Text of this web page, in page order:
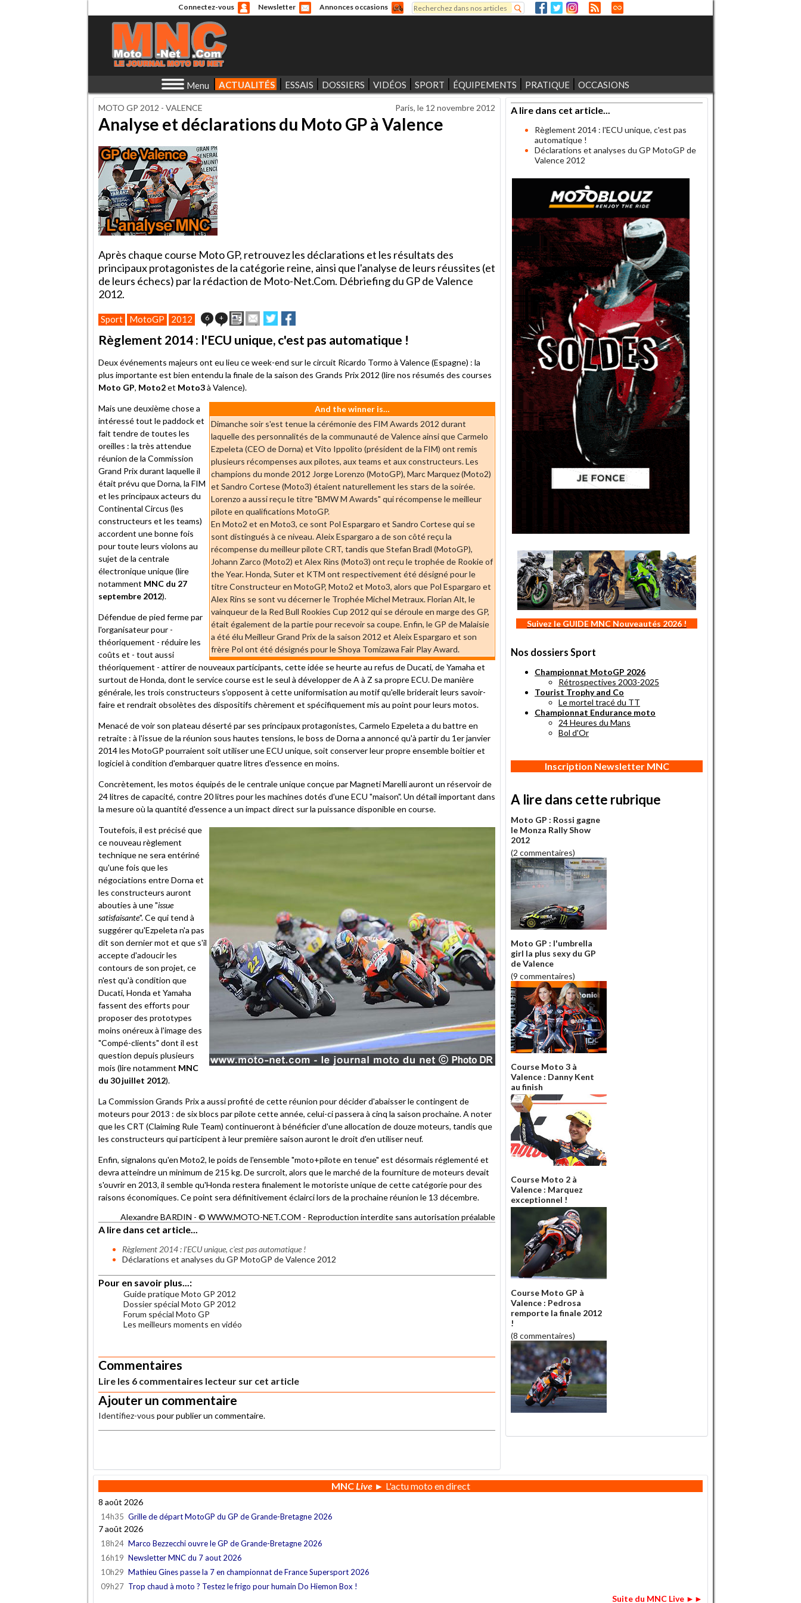
Connectez-vous Newsletter Annonces occasions
Formulaire de recherche
Rechercher
Menu ACTUALITÉS ESSAIS DOSSIERS VIDÉOS SPORT ÉQUIPEMENTS PRATIQUE OCCASIONS
MOTO GP 2012 - VALENCE Paris, le 12 novembre 2012
Analyse et déclarations du Moto GP à Valence
Après chaque course Moto GP, retrouvez les déclarations et les résultats des
principaux protagonistes de la catégorie reine, ainsi que l'analyse de leurs réussites (et
de leurs échecs) par la rédaction de Moto-Net.Com. Débriefing du GP de Valence
2012.
Sport MotoGP 2012 6 + ImprimerEnvoyer
cet
article
à
ami
Partager
sur
Twitter
sur
Facebook
Règlement 2014 : l'ECU unique, c'est pas automatique !
Deux événements majeurs ont eu lieu ce week-end sur le circuit Ricardo Tormo à Valence (Espagne) : la
plus importante est bien entendu la finale de la saison des Grands Prix 2012 (lire nos résumés des courses
Moto GP, Moto2et Moto3à Valence).
And the winner is…
Dimanche soir s'est tenue la cérémonie des FIM Awards 2012 durant
laquelle des personnalités de la communauté de Valence ainsi que Carmelo
Ezpeleta (CEO de Dorna) et Vito Ippolito (président de la FIM) ont remis
plusieurs récompenses aux pilotes, aux teams et aux constructeurs. Les
champions du monde 2012 Jorge Lorenzo (MotoGP), Marc Marquez (Moto2)
et Sandro Cortese (Moto3) étaient naturellement les stars de la soirée.
Lorenzo a aussi reçu le titre "BMW M Awards" qui récompense le meilleur
pilote en qualifications MotoGP.
En Moto2 et en Moto3, ce sont Pol Espargaro et Sandro Cortese qui se
sont distingués à ce niveau. Aleix Espargaro a de son côté reçu la
récompense du meilleur pilote CRT, tandis que Stefan Bradl (MotoGP),
Johann Zarco (Moto2) et Alex Rins (Moto3) ont reçu le trophée de Rookie of
the Year. Honda, Suter et KTM ont respectivement été désigné pour le
titre Constructeur en MotoGP, Moto2 et Moto3, alors que Pol Espargaro et
Alex Rins se sont vu décerner le Trophée Michel Metraux. Florian Alt, le
vainqueur de la Red Bull Rookies Cup 2012 qui se déroule en marge des GP,
était également de la partie pour recevoir sa coupe. Enfin, le GP de Malaisie
a été élu Meilleur Grand Prix de la saison 2012 et Aleix Espargaro et son
frère Pol ont été désignés pour le Shoya Tomizawa Fair Play Award.
Mais une deuxième chose a
intéressé tout le paddock et
fait tendre de toutes les
oreilles : la très attendue
réunion de la Commission
Grand Prix durant laquelle il
était prévu que Dorna, la FIM
et les principaux acteurs du
Continental Circus (les
constructeurs et les teams)
accordent une bonne fois
pour toute leurs violons au
sujet de la centrale
électronique unique (lire
notamment MNC du 27
septembre 2012).
Défendue de pied ferme par
l'organisateur pour -
théoriquement - réduire les
coûts et - tout aussi
théoriquement - attirer de nouveaux participants, cette idée se heurte au refus de Ducati, de Yamaha et
surtout de Honda, dont le service course est le seul à développer de A à Z sa propre ECU. De manière
générale, les trois constructeurs s'opposent à cette uniformisation au motif qu'elle briderait leurs savoir-
faire et rendrait obsolètes des dispositifs chèrement et spécifiquement mis au point pour leurs motos.
Menacé de voir son plateau déserté par ses principaux protagonistes, Carmelo Ezpeleta a du battre en
retraite : à l'issue de la réunion sous hautes tensions, le boss de Dorna a annoncé qu'à partir du 1er janvier
2014 les MotoGP pourraient soit utiliser une ECU unique, soit conserver leur propre ensemble boitier et
logiciel à condition d'embarquer quatre litres d'essence en moins.
Concrètement, les motos équipés de le centrale unique conçue par Magneti Marelli auront un réservoir de
24 litres de capacité, contre 20 litres pour les machines dotés d'une ECU "maison". Un détail important dans
la mesure où la quantité d'essence a un impact direct sur la puissance disponible en course.
Toutefois, il est précisé que
ce nouveau règlement
technique ne sera entériné
qu'une fois que les
négociations entre Dorna et
les constructeurs auront
abouties à une "issue
satisfaisante". Ce qui tend à
suggérer qu'Ezpeleta n'a pas
dit son dernier mot et que s'il
accepte d'adoucir les
contours de son projet, ce
n'est qu'à condition que
Ducati, Honda et Yamaha
fassent des efforts pour
proposer des prototypes
moins onéreux à l'image des
"Compé-clients" dont il est
question depuis plusieurs
mois (lire notamment MNC
du 30 juillet 2012).
La Commission Grands Prix a aussi profité de cette réunion pour décider d'abaisser le contingent de
moteurs pour 2013 : de six blocs par pilote cette année, celui-ci passera à cinq la saison prochaine. A noter
que les CRT (Claiming Rule Team) continueront à bénéficier d'une allocation de douze moteurs, tandis que
les constructeurs qui participent à leur première saison auront le droit d'en utiliser neuf.
Enfin, signalons qu'en Moto2, le poids de l'ensemble "moto+pilote en tenue" est désormais réglementé et
devra atteindre un minimum de 215 kg. De surcroît, alors que le marché de la fourniture de moteurs devait
s'ouvrir en 2013, il semble qu'Honda restera finalement le motoriste unique de cette catégorie pour des
raisons économiques. Ce point sera définitivement éclairci lors de la prochaine réunion le 13 décembre.
Alexandre BARDIN - © WWW.MOTO-NET.COM - Reproduction interdite sans autorisation préalable
A lire dans cet article...
Règlement 2014 : l'ECU unique, c'est pas automatique !
Déclarations et analyses du GP MotoGP de Valence 2012
Pour en savoir plus...:
Guide pratique Moto GP 2012
Dossier spécial Moto GP 2012
Forum spécial Moto GP
Les meilleurs moments en vidéo
Commentaires
Lire les 6 commentaires lecteur sur cet article
Ajouter un commentaire
Identifiez-vous pour publier un commentaire.
A lire dans cet article...
Règlement 2014 : l'ECU unique, c'est pas
automatique !
Déclarations et analyses du GP MotoGP de
Valence 2012
Suivez le GUIDE MNC Nouveautés 2026 !
Nos dossiers Sport
Championnat MotoGP 2026
Rétrospectives 2003-2025
Tourist Trophy and Co
Le mortel tracé du TT
Championnat Endurance moto
24 Heures du Mans
Bol d'Or
Inscription Newsletter MNC
A lire dans cette rubrique
Moto GP : Rossi gagne
le Monza Rally Show
2012
(2 commentaires)
Moto GP : l'umbrella
girl la plus sexy du GP
de Valence
(9 commentaires)
Course Moto 3 à
Valence : Danny Kent
au finish
Course Moto 2 à
Valence : Marquez
exceptionnel !
Course Moto GP à
Valence : Pedrosa
remporte la finale 2012
!
(8 commentaires)
MNCLive► L'actu moto en direct
8 août 2026
14h35 Grille de départ MotoGP du GP de Grande-Bretagne 2026
7 août 2026
18h24 Marco Bezzecchi ouvre le GP de Grande-Bretagne 2026
16h19 Newsletter MNC du 7 aout 2026
10h29 Mathieu Gines passe la 7 en championnat de France Supersport 2026
09h27 Trop chaud à moto ? Testez le frigo pour humain Do Hiemon Box !
Suite du MNC Live ►►